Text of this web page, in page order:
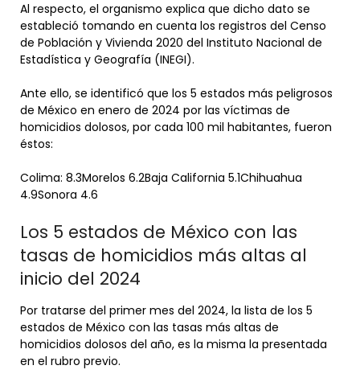
Al respecto, el organismo explica que dicho dato se
estableció tomando en cuenta los registros del Censo
de Población y Vivienda 2020 del Instituto Nacional de
Estadística y Geografía (INEGI).
Ante ello, se identificó que los 5 estados más peligrosos
de México en enero de 2024 por las víctimas de
homicidios dolosos, por cada 100 mil habitantes, fueron
éstos:
Colima: 8.3Morelos 6.2Baja California 5.1Chihuahua
4.9Sonora 4.6
Los 5 estados de México con las
tasas de homicidios más altas al
inicio del 2024
Por tratarse del primer mes del 2024, la lista de los 5
estados de México con las tasas más altas de
homicidios dolosos del año, es la misma la presentada
en el rubro previo.